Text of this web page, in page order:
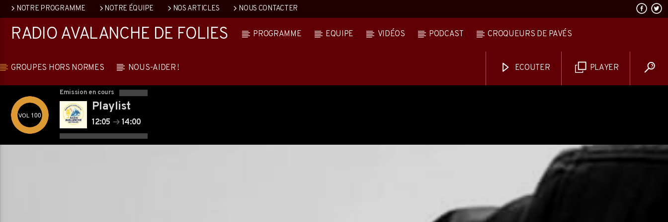
NOTRE PROGRAMME NOTRE ÉQUIPE NOS ARTICLES NOUS CONTACTER
RADIO AVALANCHE DE FOLIES PROGRAMME EQUIPE VIDÉOS PODCAST CROQUEURS DE PAVÉS
GROUPES HORS NORMES NOUS-AIDER ! PLAYER
ECOUTER
100
Emission en cours
Playlist
12:05 14:00